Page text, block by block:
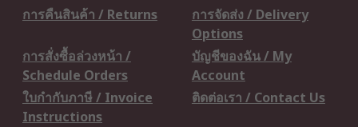
การคืนสินค้า / Returns
การจัดส่ง / Delivery
Options
การสั่งซื้อล่วงหน้า /
Schedule Orders
บัญชีของฉัน / My
Account
ใบกำกับภาษี / Invoice
Instructions
ติดต่อเรา / Contact Us